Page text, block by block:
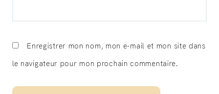
Enregistrer mon nom, mon e-mail et mon site dans
le navigateur pour mon prochain commentaire.